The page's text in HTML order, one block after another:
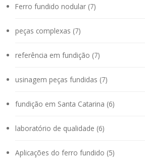
Ferro fundido nodular (7)
peças complexas (7)
referência em fundição (7)
usinagem peças fundidas (7)
fundição em Santa Catarina (6)
laboratório de qualidade (6)
Aplicações do ferro fundido (5)